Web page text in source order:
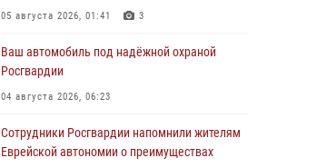
05 августа 2026, 01:41 3
Ваш автомобиль под надёжной охраной
Росгвардии
04 августа 2026, 06:23
Сотрудники Росгвардии напомнили жителям
Еврейской автономии о преимуществах